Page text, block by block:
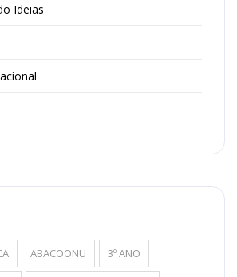
Ideias
ABACOONU 3º ANO